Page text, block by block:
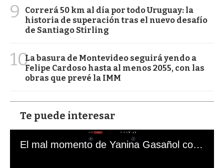
9
Correrá 50 km al día por todo Uruguay: la
historia de superación tras el nuevo desafío
de Santiago Stirling
10La basura de Montevideo seguirá yendo a
Felipe Cardoso hasta al menos 2055, con las
obras que prevé la IMM
Te puede interesar
El mal momento de Yanina Gasañol con un hincha argentino en "Subrayado"